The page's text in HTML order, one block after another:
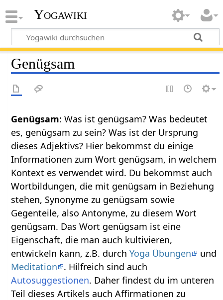
Yogawiki
Genügsam
Genügsam: Was ist genügsam? Was bedeutet
es, genügsam zu sein? Was ist der Ursprung
dieses Adjektivs? Hier bekommst du einige
Informationen zum Wort genügsam, in welchem
Kontext es verwendet wird. Du bekommst auch
Wortbildungen, die mit genügsam in Beziehung
stehen, Synonyme zu genügsam sowie
Gegenteile, also Antonyme, zu diesem Wort
genügsam. Das Wort genügsam ist eine
Eigenschaft, die man auch kultivieren,
entwickeln kann, z.B. durchYoga Übungen
und
Meditation
. Hilfreich sind auch
Autosuggestionen. Daher findest du im unteren
Teil dieses Artikels auch Affirmationen zu